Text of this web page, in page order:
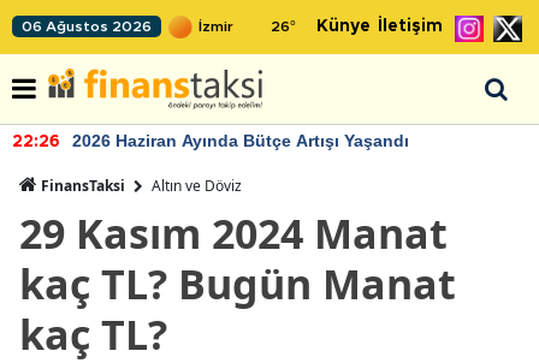
06 Ağustos 2026 26° Künye İletişim
22:26 2026 Haziran Ayında Bütçe Artışı Yaşandı
FinansTaksi Altın ve Döviz
29 Kasım 2024 Manat
kaç TL? Bugün Manat
kaç TL?